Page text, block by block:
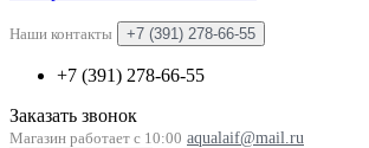
Наши контакты +7 (391) 278-66-55
+7 (391) 278-66-55
Заказать звонок
Магазин работает с 10:00 aqualaif@mail.ru